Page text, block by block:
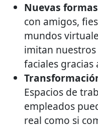
Nuevas
con amigos,
mundos
imitan
faciales gracias
Espacios de
empleados
real como si